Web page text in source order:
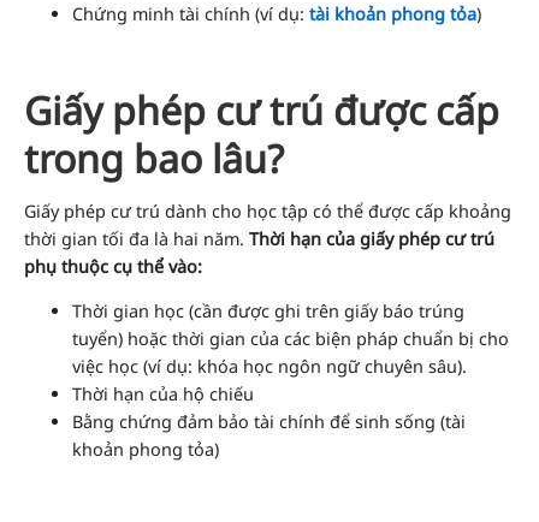
Chứng minh tài chính (ví dụ: tài khoản phong tỏa)
Giấy phép cư trú được cấp
trong bao lâu?
Giấy phép cư trú dành cho học tập có thể được cấp khoảng
thời gian tối đa là hai năm. Thời hạn của giấy phép cư trú
phụ thuộc cụ thể vào:
Thời gian học (cần được ghi trên giấy báo trúng
tuyển) hoặc thời gian của các biện pháp chuẩn bị cho
việc học (ví dụ: khóa học ngôn ngữ chuyên sâu).
Thời hạn của hộ chiếu
Bằng chứng đảm bảo tài chính để sinh sống (tài
khoản phong tỏa)